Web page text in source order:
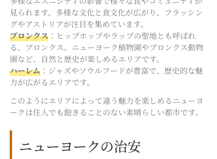
見られます。多様な文化と食文化が広がり、フラッシン
グやアストリアが注目を集めています。
ブロンクス ：ヒップホップやラップの聖地とも呼ばれ
る、ブロンクス。ニューヨーク植物園やブロンクス動物
園など、自然と歴史が楽しめるエリアです。
ハーレム ：ジャズやソウルフードが豊富で、歴史的な魅
力が広がるエリアです。
このようにエリアによって違う魅力を楽しめるニューヨ
ークは住人でも飽きることのない素晴らしい都市です。
ニューヨークの治安